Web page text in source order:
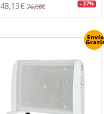
48,13€ 76,08€ - 37%
Envío